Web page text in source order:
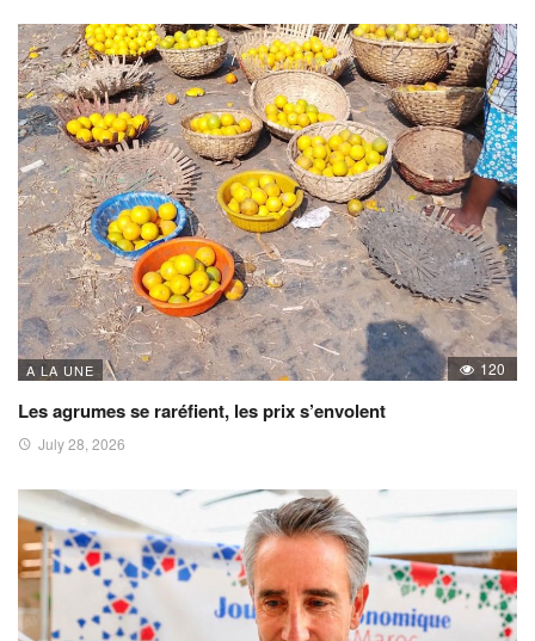
A LA UNE 120
Les agrumes se raréfient, les prix s’envolent
July 28, 2026